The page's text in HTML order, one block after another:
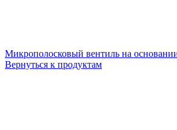
Микрополосковый вентиль на
Вернуться к продуктам